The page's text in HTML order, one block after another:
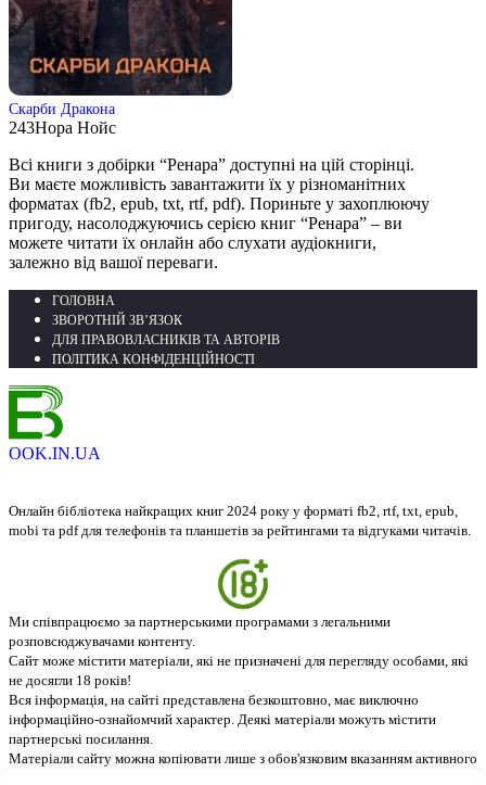
Скарби Дракона
243Нора Нойс
Всі книги з добірки “Ренара” доступні на цій сторінці.
Ви маєте можливість завантажити їх у різноманітних
форматах (fb2, epub, txt, rtf, pdf). Пориньте у захоплюючу
пригоду, насолоджуючись серією книг “Ренара” – ви
можете читати їх онлайн або слухати аудіокниги,
залежно від вашої переваги.
ГОЛОВНА
ЗВОРОТНІЙ ЗВ’ЯЗОК
ДЛЯ ПРАВОВЛАСНИКІВ ТА АВТОРІВ
ПОЛІТИКА КОНФІДЕНЦІЙНОСТІ
OOK.IN.UA
Онлайн бібліотека найкращих книг 2024 року у форматі fb2, rtf, txt, epub,
mobi та pdf для телефонів та планшетів за рейтингами та відгуками читачів.
Ми співпрацюємо за партнерськими програмами з легальними
розповсюджувачами контенту.
Сайт може містити матеріали, які не призначені для перегляду особами, які
не досягли 18 років!
Вся інформація, на сайті представлена безкоштовно, має виключно
інформаційно-ознайомчий характер. Деякі матеріали можуть містити
партнерські посилання.
Матеріали сайту можна копіювати лише з обов'язковим вказанням активного